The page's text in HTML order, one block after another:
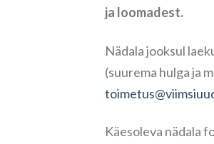
ja loomadest.
Nädala jooksul
(suurema hulga ja
Käesoleva nädala